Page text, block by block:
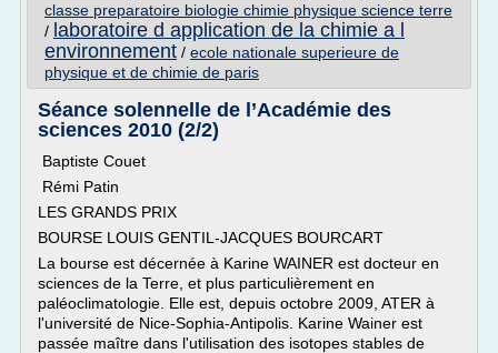
classe preparatoire biologie chimie physique science terre
/ laboratoire d application de la chimie a l
environnement / ecole nationale superieure de
physique et de chimie de paris
Séance solennelle de l’Académie des
sciences 2010 (2/2)
Baptiste Couet
Rémi Patin
LES GRANDS PRIX
BOURSE LOUIS GENTIL-JACQUES BOURCART
La bourse est décernée à Karine WAINER est docteur en
sciences de la Terre, et plus particulièrement en
paléoclimatologie. Elle est, depuis octobre 2009, ATER à
l'université de Nice-Sophia-Antipolis. Karine Wainer est
passée maître dans l'utilisation des isotopes stables de